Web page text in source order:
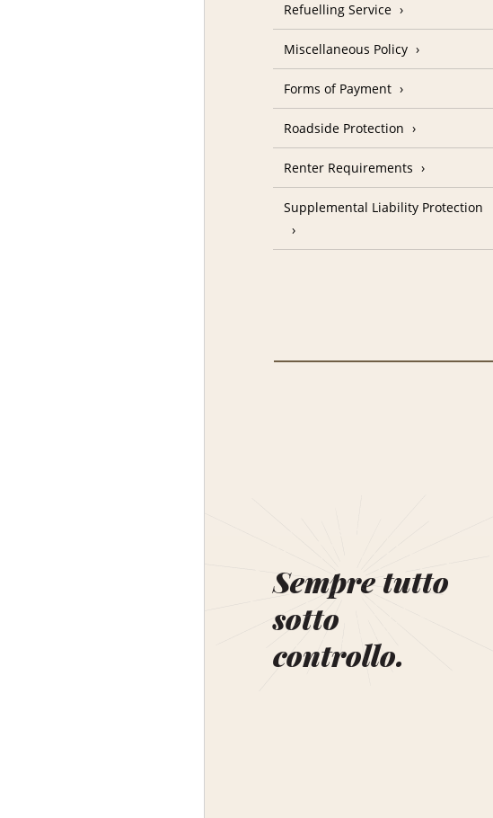
Refuelling Service
Miscellaneous Policy
Forms of Payment
Roadside Protection
Renter Requirements
Supplemental Liability Protection
Sempre tutto
sotto
controllo.